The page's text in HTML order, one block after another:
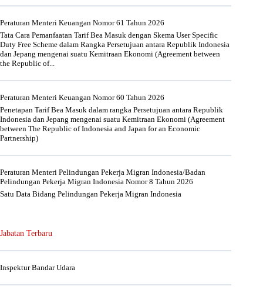
Peraturan Menteri Keuangan Nomor 61 Tahun 2026
Tata Cara Pemanfaatan Tarif Bea Masuk dengan Skema User Specific
Duty Free Scheme dalam Rangka Persetujuan antara Republik Indonesia
dan Jepang mengenai suatu Kemitraan Ekonomi (Agreement between
the Republic of...
Peraturan Menteri Keuangan Nomor 60 Tahun 2026
Penetapan Tarif Bea Masuk dalam rangka Persetujuan antara Republik
Indonesia dan Jepang mengenai suatu Kemitraan Ekonomi (Agreement
between The Republic of Indonesia and Japan for an Economic
Partnership)
Peraturan Menteri Pelindungan Pekerja Migran Indonesia/Badan
Pelindungan Pekerja Migran Indonesia Nomor 8 Tahun 2026
Satu Data Bidang Pelindungan Pekerja Migran Indonesia
Jabatan Terbaru
Inspektur Bandar Udara